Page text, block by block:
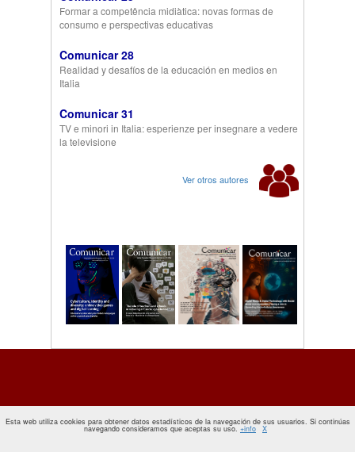
Formar a competência midiàtica: novas formas de
consumo e perspectivas educativas
Comunicar 28
Realidad y desafíos de la educación en medios en
Italia
Comunicar 31
TV e minori in Italia: esperienze per insegnare a vedere
la televisione
Ver otros autores
Esta web utiliza cookies para obtener datos estadísticos de la navegación de sus usuarios. Si continúas
navegando consideramos que aceptas su uso. +info X